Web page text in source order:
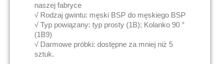
naszej fabryce
√ Rodzaj gwintu: męski BSP do męskiego BSP
√ Typ powiązany: typ prosty (1B); Kolanko 90 °
(1B9)
√ Darmowe próbki: dostępne za mniej niż 5
sztuk.